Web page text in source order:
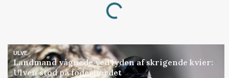
Loading...
ULVE
Landmand vågnede ved lyden af skrigende kvier:
Ulven stod på foderbordet